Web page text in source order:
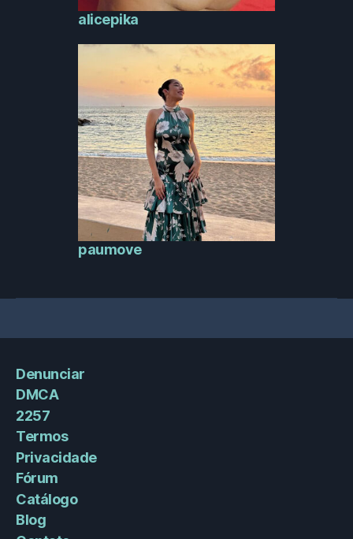
alicepika
paumove
Denunciar
DMCA
2257
Termos
Privacidade
Fórum
Catálogo
Blog